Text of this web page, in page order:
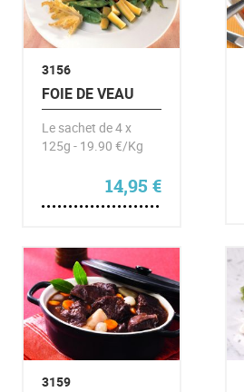
3156
FOIE DE VEAU
Le sachet de 4 x
125g - 19.90 €/Kg
14,95€
3159